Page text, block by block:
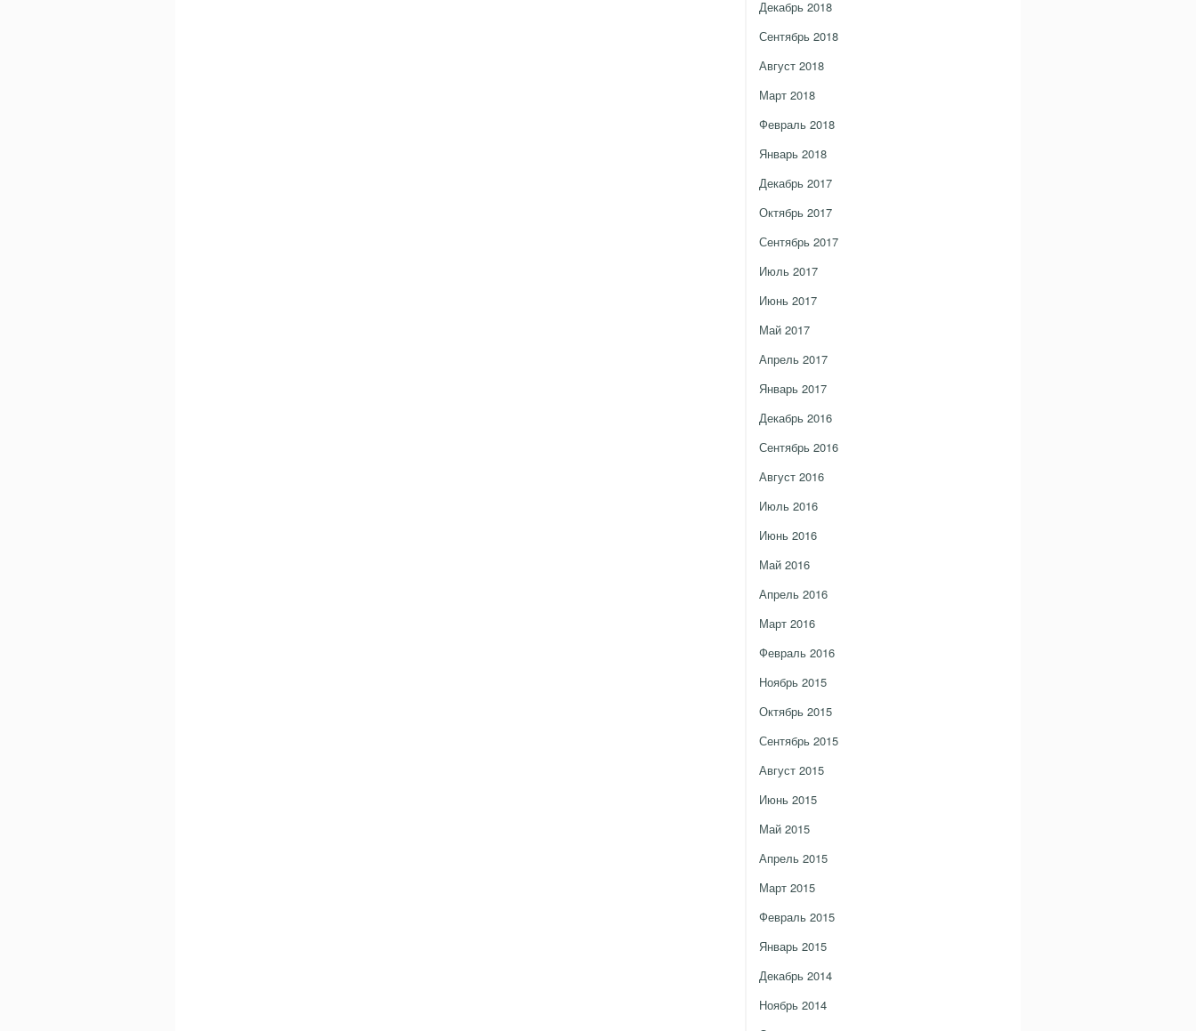
Декабрь 2018
Сентябрь 2018
Август 2018
Март 2018
Февраль 2018
Январь 2018
Декабрь 2017
Октябрь 2017
Сентябрь 2017
Июль 2017
Июнь 2017
Май 2017
Апрель 2017
Январь 2017
Декабрь 2016
Сентябрь 2016
Август 2016
Июль 2016
Июнь 2016
Май 2016
Апрель 2016
Март 2016
Февраль 2016
Ноябрь 2015
Октябрь 2015
Сентябрь 2015
Август 2015
Июнь 2015
Май 2015
Апрель 2015
Март 2015
Февраль 2015
Январь 2015
Декабрь 2014
Ноябрь 2014